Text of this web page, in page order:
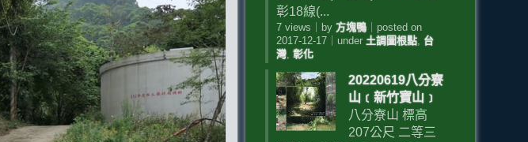
彰18線(...
7 views by 方塊鴨｜ posted on
2017-12-17｜ under 土調圖根點, 台
灣, 彰化
20220619八分寮
山﹝新竹寶山﹞
八分寮山 標高
207公尺 二等三